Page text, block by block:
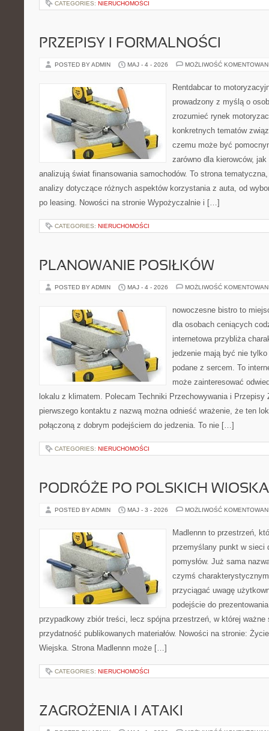
CATEGORIES: NIERUCHOMOŚCI
PRZEPISY I FORMALNOŚCI
POSTED BY ADMIN MAJ - 4 - 2026 MOŻLIWOŚĆ
Rentdabcar to
prowadzony z myślą o
zrozumieć rynek
konkretnych tematów
czemu może być
zarówno dla kierowców,
analizują świat finansowania samochodów. To strona
analizy dotyczące różnych aspektów korzystania z auta, od
po leasing. Nowości na stronie Wypożyczalnie i […]
CATEGORIES: NIERUCHOMOŚCI
PLANOWANIE POSIŁKÓW
POSTED BY ADMIN MAJ - 4 - 2026 MOŻLIWOŚĆ
nowoczesne bistro to
dla osobach ceniących
internetowa przybliża
jedzenie mają być nie
podane z sercem. To
może zainteresować
lokalu z klimatem. Polecam Techniki Przechowywania i Przepisy
pierwszego kontaktu z nazwą można odnieść wrażenie, że ten
połączoną z dobrym podejściem do jedzenia. To nie […]
CATEGORIES: NIERUCHOMOŚCI
PODRÓŻE PO POLSKICH
POSTED BY ADMIN MAJ - 3 - 2026 MOŻLIWOŚĆ
Madlennn to przestrzeń,
przemyślany punkt w sieci
pomysłów. Już sama
czymś
przyciągać uwagę
podejście do
przypadkowy zbiór treści, lecz spójna przestrzeń, w której
przydatność publikowanych materiałów. Nowości na stronie:
Wiejska. Strona Madlennn może […]
CATEGORIES: NIERUCHOMOŚCI
ZAGROŻENIA I ATAKI